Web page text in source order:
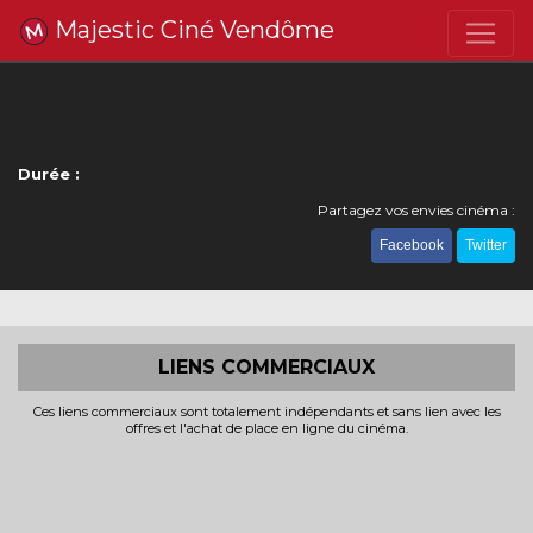
Majestic Ciné Vendôme
Durée :
Partagez vos envies cinéma :
Facebook Twitter
LIENS COMMERCIAUX
Ces liens commerciaux sont totalement indépendants et sans lien avec les
offres et l'achat de place en ligne du cinéma.